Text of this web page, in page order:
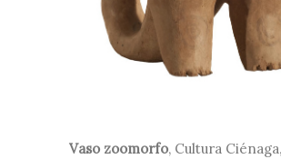
Vaso zoomorfo, Cultura Ciénaga,